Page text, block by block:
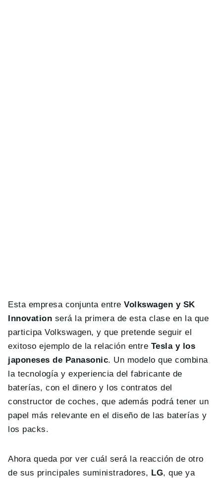
Esta empresa conjunta entreVolkswagen y SK
Innovation será la primera de esta clase en la que
participa Volkswagen, y que pretende seguir el
exitoso ejemplo de la relación entre Tesla y los
japoneses de Panasonic. Un modelo que combina
la tecnología y experiencia del fabricante de
baterías, con el dinero y los contratos del
constructor de coches, que además podrá tener un
papel más relevante en el diseño de las baterías y
los packs.
Ahora queda por ver cuál será la reacción de otro
de sus principales suministradores, LG, que ya